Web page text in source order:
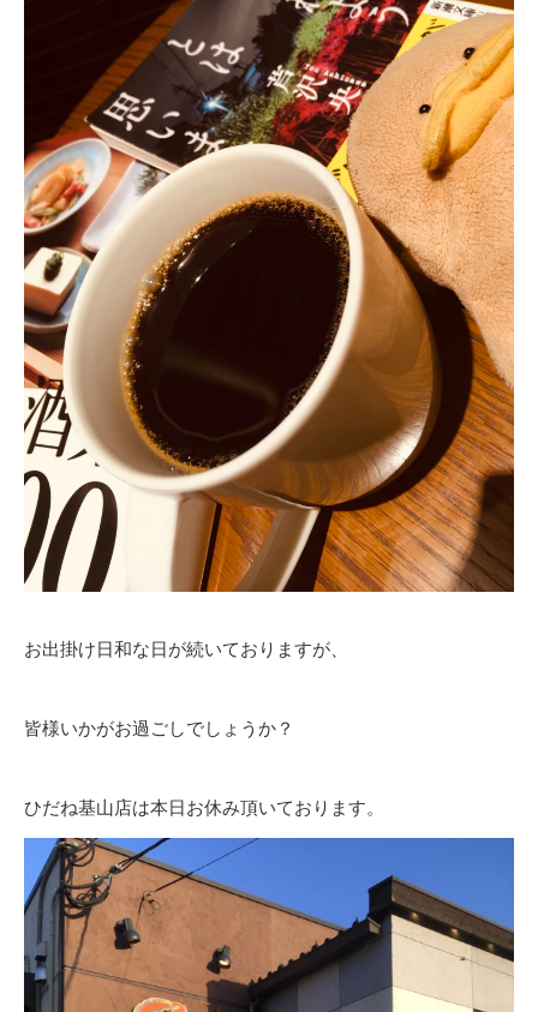
お出掛け日和な日が続いておりますが、
皆様いかがお過ごしでしょうか？
ひだね基山店は本日お休み頂いております。